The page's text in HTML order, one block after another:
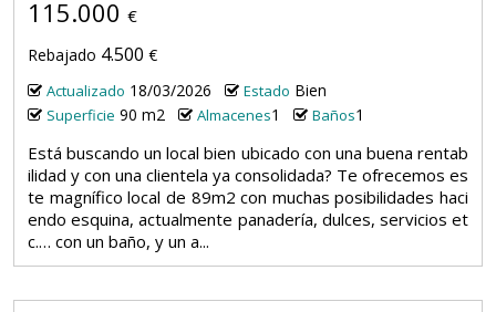
115.000 €
Rebajado 4.500 €
Actualizado 18/03/2026 Estado Bien
Superficie 90 m2 Almacenes1 Baños1
Está buscando un local bien ubicado con una buena rentab
ilidad y con una clientela ya consolidada? Te ofrecemos es
te magnífico local de 89m2 con muchas posibilidades haci
endo esquina, actualmente panadería, dulces, servicios et
c.… con un baño, y un a...